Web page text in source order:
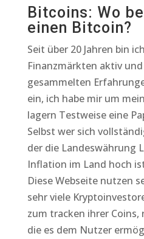
Bitcoins: Wo
einen Bitcoin?
Seit über 20 Jahren bin
Finanzmärkten aktiv
gesammelten
ein, ich habe mir um
lagern Testweise eine
Selbst wer sich
der die Landeswährung
Inflation im Land hoch
Diese Webseite nutzen
sehr viele
zum tracken ihrer
die es dem Nutzer